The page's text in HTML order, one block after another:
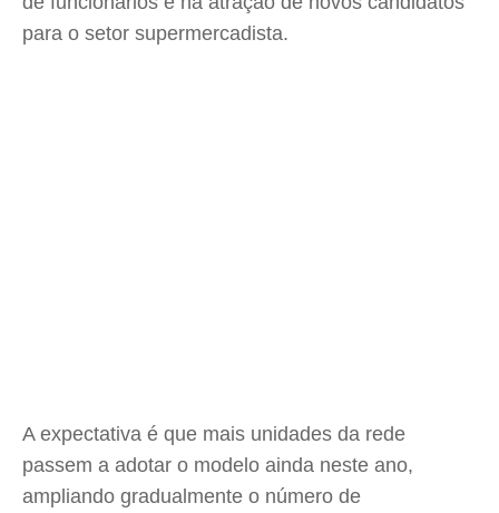
para o setor supermercadista.
A expectativa é que mais unidades da rede
passem a adotar o modelo ainda neste ano,
ampliando gradualmente o número de